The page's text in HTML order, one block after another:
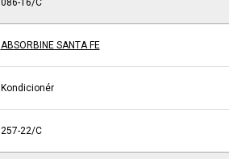
ABSORBINE SANTA FE
Kondicionér
257-22/C